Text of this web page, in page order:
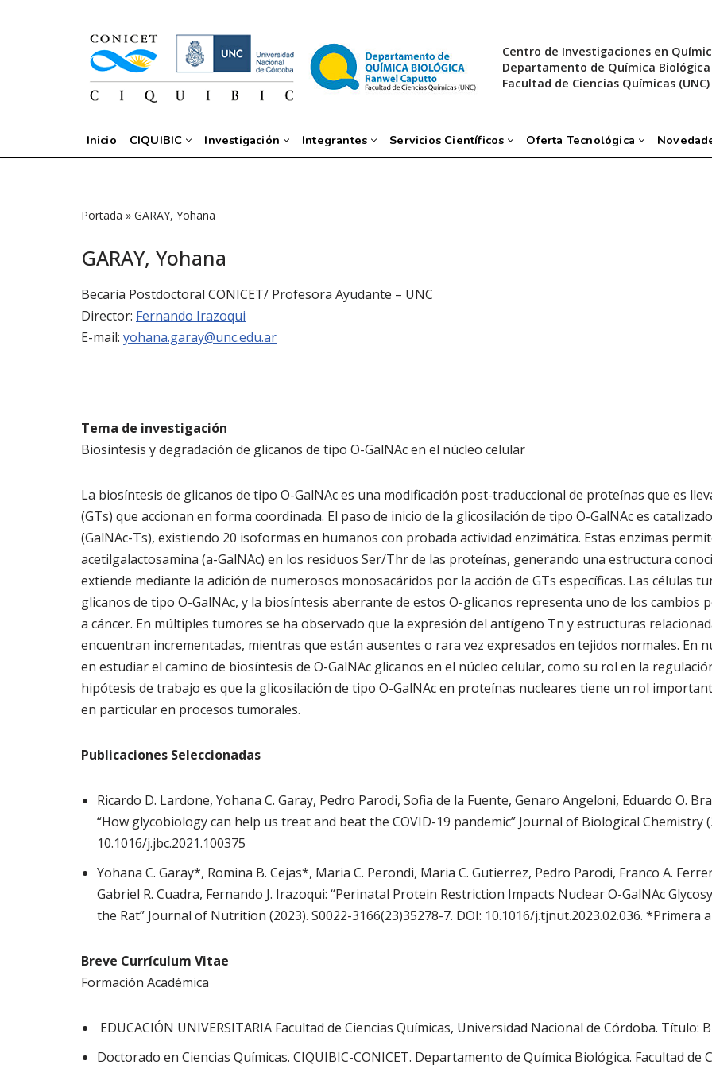
Centro de Investigaciones en
Departamento de Química
Facultad de Ciencias Químicas (UNC)
Inicio CIQUIBIC Investigación Integrantes Servicios Científicos Oferta Tecnológica
Portada » GARAY, Yohana
GARAY, Yohana
Becaria Postdoctoral CONICET/ Profesora Ayudante – UNC
Director: Fernando Irazoqui
E-mail: yohana.garay@unc.edu.ar
Tema de investigación
Biosíntesis y degradación de glicanos de tipo O-GalNAc en el núcleo celular
La biosíntesis de glicanos de tipo O-GalNAc es una modificación post-traduccional de proteínas que es
(GTs) que accionan en forma coordinada. El paso de inicio de la glicosilación de tipo O-GalNAc es
(GalNAc-Ts), existiendo 20 isoformas en humanos con probada actividad enzimática. Estas enzimas
acetilgalactosamina (a-GalNAc) en los residuos Ser/Thr de las proteínas, generando una estructura
extiende mediante la adición de numerosos monosacáridos por la acción de GTs específicas. Las células
glicanos de tipo O-GalNAc, y la biosíntesis aberrante de estos O-glicanos representa uno de los cambios
a cáncer. En múltiples tumores se ha observado que la expresión del antígeno Tn y estructuras
encuentran incrementadas, mientras que están ausentes o rara vez expresados en tejidos normales.
en estudiar el camino de biosíntesis de O-GalNAc glicanos en el núcleo celular, como su rol en la
hipótesis de trabajo es que la glicosilación de tipo O-GalNAc en proteínas nucleares tiene un rol
en particular en procesos tumorales.
Publicaciones Seleccionadas
Ricardo D. Lardone, Yohana C. Garay, Pedro Parodi, Sofia de la Fuente, Genaro Angeloni, Eduardo O.
“How glycobiology can help us treat and beat the COVID-19 pandemic” Journal of Biological Chemistry
10.1016/j.jbc.2021.100375
Yohana C. Garay*, Romina B. Cejas*, Maria C. Perondi, Maria C. Gutierrez, Pedro Parodi, Franco A.
Gabriel R. Cuadra, Fernando J. Irazoqui: “Perinatal Protein Restriction Impacts Nuclear O-GalNAc
the Rat” Journal of Nutrition (2023). S0022-3166(23)35278-7. DOI: 10.1016/j.tjnut.2023.02.036. *Primera
Breve Currículum Vitae
Formación Académica
EDUCACIÓN UNIVERSITARIA Facultad de Ciencias Químicas, Universidad Nacional de Córdoba. Título:
Doctorado en Ciencias Químicas. CIQUIBIC-CONICET. Departamento de Química Biológica. Facultad de